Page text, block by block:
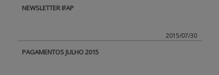
NEWSLETTER IFAP
2015/07/30
PAGAMENTOS JULHO 2015